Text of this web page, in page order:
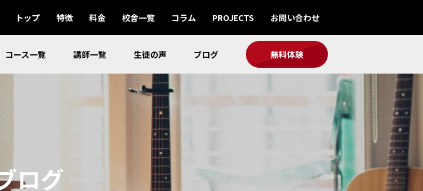
トップ 特徴 料金 校舎一覧 コラム PROJECTS お問い合わせ
コース一覧 講師一覧 生徒の声 ブログ 無料体験
ログ